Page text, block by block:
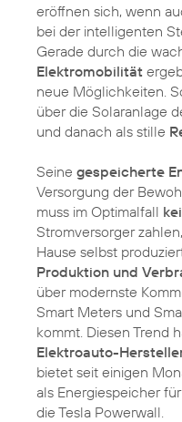
eröffnen sich, wenn
bei der intelligenten
Gerade durch die
Elektromobilität
neue Möglichkeiten.
über die Solaranlage
und danach als stille
Seine gespeicherte
Versorgung der
muss im Optimalfall
Stromversorger
Hause selbst
Produktion und
über modernste
Smart Meters und
kommt. Diesen Trend
Elektroauto-
bietet seit einigen
als Energiespeicher
die Tesla Powerwall.